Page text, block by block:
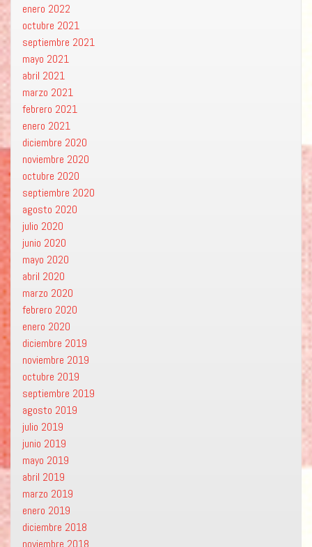
enero 2022
octubre 2021
septiembre 2021
mayo 2021
abril 2021
marzo 2021
febrero 2021
enero 2021
diciembre 2020
noviembre 2020
octubre 2020
septiembre 2020
agosto 2020
julio 2020
junio 2020
mayo 2020
abril 2020
marzo 2020
febrero 2020
enero 2020
diciembre 2019
noviembre 2019
octubre 2019
septiembre 2019
agosto 2019
julio 2019
junio 2019
mayo 2019
abril 2019
marzo 2019
enero 2019
diciembre 2018
noviembre 2018